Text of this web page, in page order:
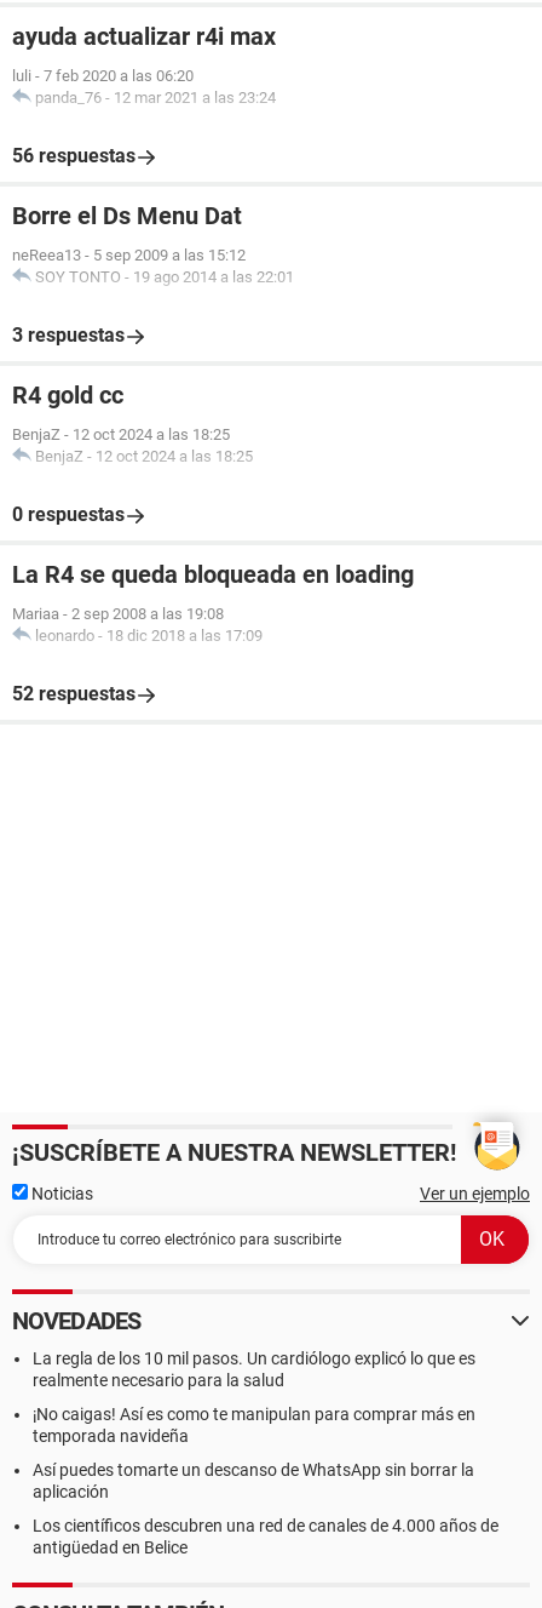
ayuda actualizar r4i max
luli - 7 feb 2020 a las 06:20
panda_76 - 12 mar 2021 a las 23:24
56 respuestas
Borre el Ds Menu Dat
neReea13 - 5 sep 2009 a las 15:12
SOY TONTO - 19 ago 2014 a las 22:01
3 respuestas
R4 gold cc
BenjaZ - 12 oct 2024 a las 18:25
BenjaZ - 12 oct 2024 a las 18:25
0 respuestas
La R4 se queda bloqueada en loading
Mariaa - 2 sep 2008 a las 19:08
leonardo - 18 dic 2018 a las 17:09
52 respuestas
¡SUSCRÍBETE A NUESTRA NEWSLETTER!
Noticias Ver un ejemplo
NOVEDADES
La regla de los 10 mil pasos. Un cardiólogo explicó lo que es
realmente necesario para la salud
¡No caigas! Así es como te manipulan para comprar más en
temporada navideña
Así puedes tomarte un descanso de WhatsApp sin borrar la
aplicación
Los científicos descubren una red de canales de 4.000 años de
antigüedad en Belice